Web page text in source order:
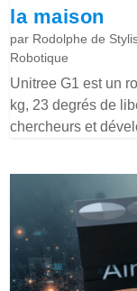
la maison
par Rodolphe de
Robotique
Unitree G1 est un
kg, 23 degrés de
chercheurs et